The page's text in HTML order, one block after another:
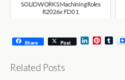
SOLIDWORKS Machining Roles
R2026x FD01
Share Post
L
P
T
Related Posts